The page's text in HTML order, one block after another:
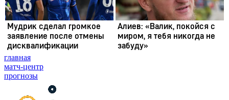
главная
матч-центр
прогнозы